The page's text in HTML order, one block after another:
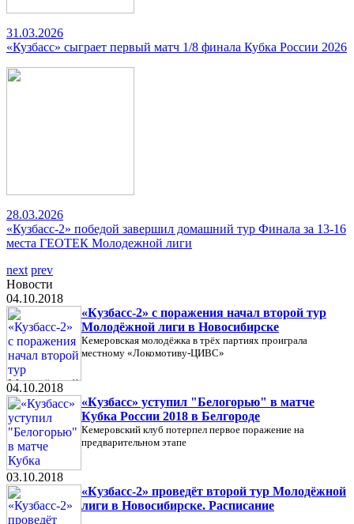
31.03.2026
«Кузбасс» сыграет первый матч 1/8 финала Кубка России 2026
28.03.2026
«Кузбасс-2» победой завершил домашний тур Финала за 13-16
места ГЕОТЕК Молодежной лиги
next prev
Новости
04.10.2018
«Кузбасс-2» с поражения начал второй тур
Молодёжной лиги в Новосибирске
Кемеровская молодёжка в трёх партиях проиграла
местному «Локомотиву-ЦИВС»
04.10.2018
«Кузбасс» уступил "Белогорью" в матче
Кубка России 2018 в Белгороде
Кемеровский клуб потерпел первое поражение на
предварительном этапе
03.10.2018
«Кузбасс-2» проведёт второй тур Молодёжной
лиги в Новосибирске. Расписание